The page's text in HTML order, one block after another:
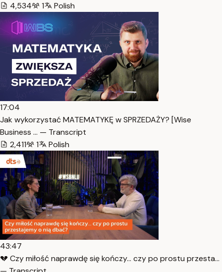
4,534
1 Polish
17:04
Jak wykorzystać MATEMATYKĘ w SPRZEDAŻY? [Wise
Business … — Transcript
2,411
1 Polish
43:47
💔 Czy miłość naprawdę się kończy… czy po prostu przesta…